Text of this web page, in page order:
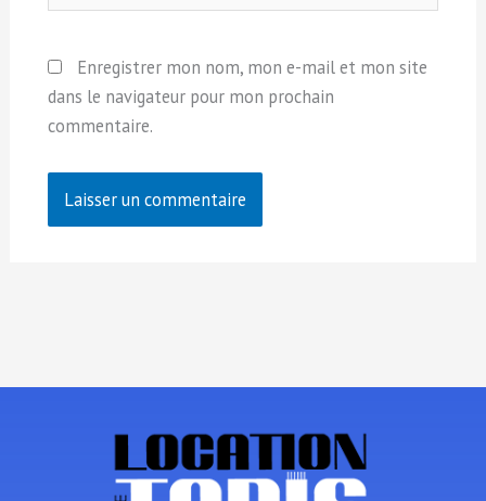
Enregistrer mon nom, mon e-mail et mon site
dans le navigateur pour mon prochain
commentaire.